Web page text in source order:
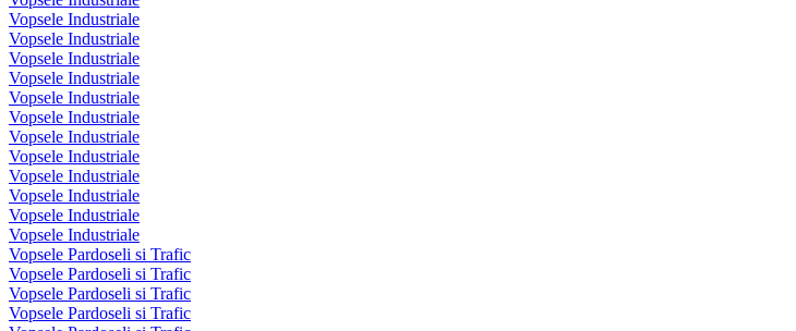
Vopsele Industriale
Vopsele Industriale
Vopsele Industriale
Vopsele Industriale
Vopsele Industriale
Vopsele Industriale
Vopsele Industriale
Vopsele Industriale
Vopsele Industriale
Vopsele Industriale
Vopsele Industriale
Vopsele Industriale
Vopsele Pardoseli si Trafic
Vopsele Pardoseli si Trafic
Vopsele Pardoseli si Trafic
Vopsele Pardoseli si Trafic